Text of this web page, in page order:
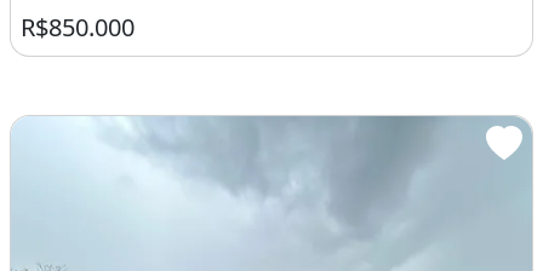
R$850.000